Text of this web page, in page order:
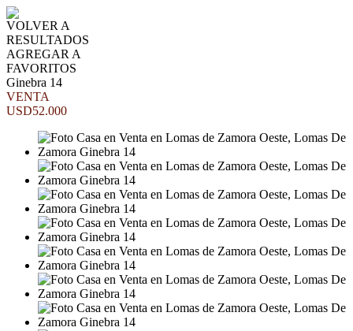
VOLVER A
RESULTADOS
AGREGAR A
FAVORITOS
Ginebra 14
VENTA
USD52.000